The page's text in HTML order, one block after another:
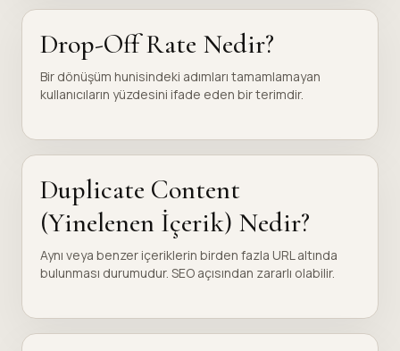
Drop-Off Rate Nedir?
Bir dönüşüm hunisindeki adımları tamamlamayan
kullanıcıların yüzdesini ifade eden bir terimdir.
Duplicate Content
(Yinelenen İçerik) Nedir?
Aynı veya benzer içeriklerin birden fazla URL altında
bulunması durumudur. SEO açısından zararlı olabilir.